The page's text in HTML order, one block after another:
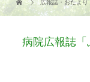
広報誌・おたより
病院広報誌「